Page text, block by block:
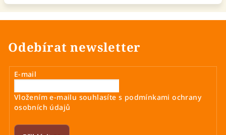
Odebírat newsletter
E-mail
Vložením e-mailu souhlasíte s podmínkami ochrany
osobních údajů